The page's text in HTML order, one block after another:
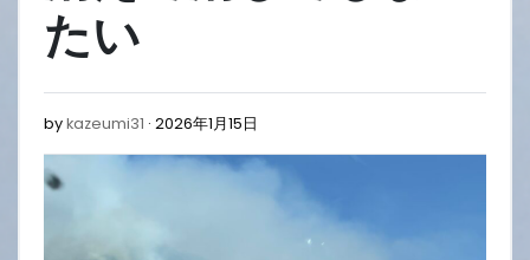
たい
bykazeumi31 2026年1月15日
1